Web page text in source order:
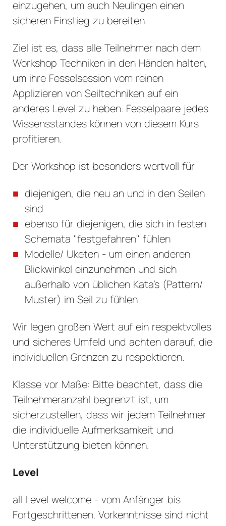
einzugehen, um auch Neulingen einen
sicheren Einstieg zu bereiten.
Ziel ist es, dass alle Teilnehmer nach dem
Workshop Techniken in den Händen halten,
um ihre Fesselsession vom reinen
Applizieren von Seiltechniken auf ein
anderes Level zu heben. Fesselpaare jedes
Wissensstandes können von diesem Kurs
profitieren.
Der Workshop ist besonders wertvoll für
diejenigen, die neu an und in den Seilen
sind
ebenso für diejenigen, die sich in festen
Schemata "festgefahren" fühlen
Modelle/ Uketen - um einen anderen
Blickwinkel einzunehmen und sich
außerhalb von üblichen Kata’s (Pattern/
Muster) im Seil zu fühlen
Wir legen großen Wert auf ein respektvolles
und sicheres Umfeld und achten darauf, die
individuellen Grenzen zu respektieren.
Klasse vor Maße: Bitte beachtet, dass die
Teilnehmeranzahl begrenzt ist, um
sicherzustellen, dass wir jedem Teilnehmer
die individuelle Aufmerksamkeit und
Unterstützung bieten können.
Level
all Level welcome - vom Anfänger bis
Fortgeschrittenen. Vorkenntnisse sind nicht